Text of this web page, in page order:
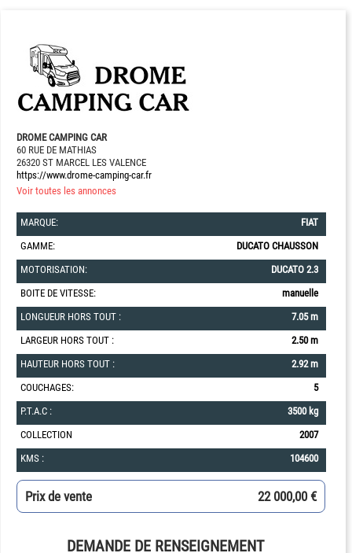
DROME CAMPING CAR
60 RUE DE MATHIAS
26320 ST MARCEL LES VALENCE
https://www.drome-camping-car.fr
Voir toutes les annonces
MARQUE:
FIAT
GAMME:
DUCATO CHAUSSON
MOTORISATION:
DUCATO 2.3
BOITE DE VITESSE:
manuelle
LONGUEUR HORS TOUT :
7.05 m
LARGEUR HORS TOUT :
2.50 m
HAUTEUR HORS TOUT :
2.92 m
COUCHAGES:
5
P.T.A.C :
3500 kg
COLLECTION
2007
KMS :
104600
Prix de vente 22 000,00 €
DEMANDE DE RENSEIGNEMENT